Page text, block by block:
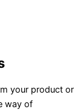
your product or
way of